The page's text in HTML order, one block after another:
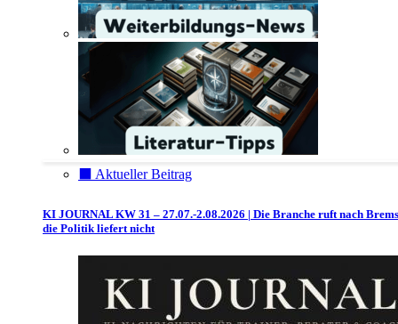
⬛️ Aktueller Beitrag
KI JOURNAL KW 31 – 27.07.-2.08.2026 | Die Branche ruft nach
die Politik liefert nicht